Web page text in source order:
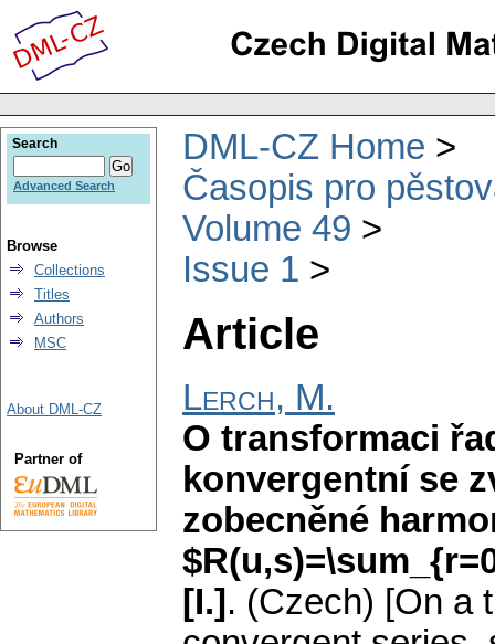
DML-CZ Home
Časopis pro
Volume 49
Issue 1
Article
Lerch, M.
O transformaci
konvergentní se
zobecněné
[I.] . (Czech) [On a
Search
Advanced Search
Browse
Collections
Titles
Authors
MSC
About DML-CZ
Partner of